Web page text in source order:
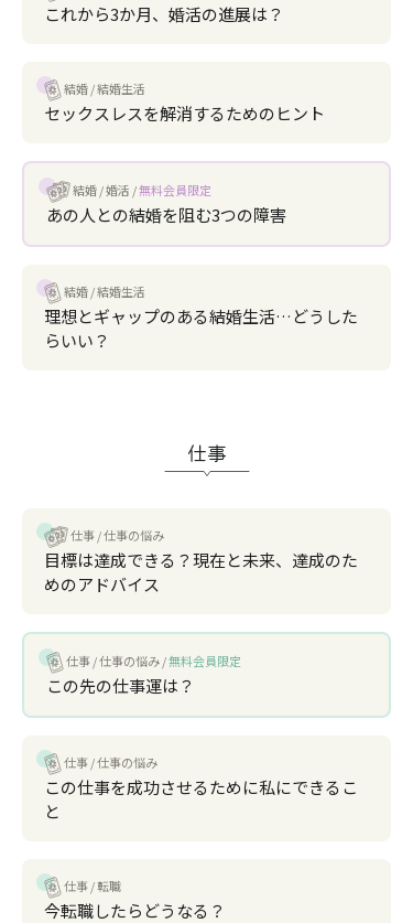
これから3か月、婚活の進展は？
結婚 結婚生活
セックスレスを解消するためのヒント
結婚 婚活 無料会員限定
あの人との結婚を阻む3つの障害
結婚 結婚生活
理想とギャップのある結婚生活…どうした
らいい？
仕事
仕事 仕事の悩み
目標は達成できる？現在と未来、達成のた
めのアドバイス
仕事 仕事の悩み 無料会員限定
この先の仕事運は？
仕事 仕事の悩み
この仕事を成功させるために私にできるこ
と
仕事 転職
今転職したらどうなる？